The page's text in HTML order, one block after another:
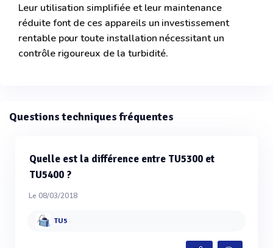
Leur utilisation simplifiée et leur maintenance
réduite font de ces appareils un investissement
rentable pour toute installation nécessitant un
contrôle rigoureux de la turbidité.
Questions techniques fréquentes
Quelle est la différence entre TU5300 et
TU5400 ?
Le 08/03/2018
TU5